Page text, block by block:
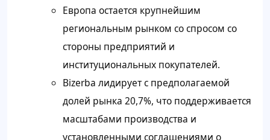
Европа остается крупнейшим
региональным рынком со спросом со
стороны предприятий и
институциональных покупателей.
Bizerba лидирует с предполагаемой
долей рынка 20,7%, что поддерживается
масштабами производства и
установленными соглашениями о